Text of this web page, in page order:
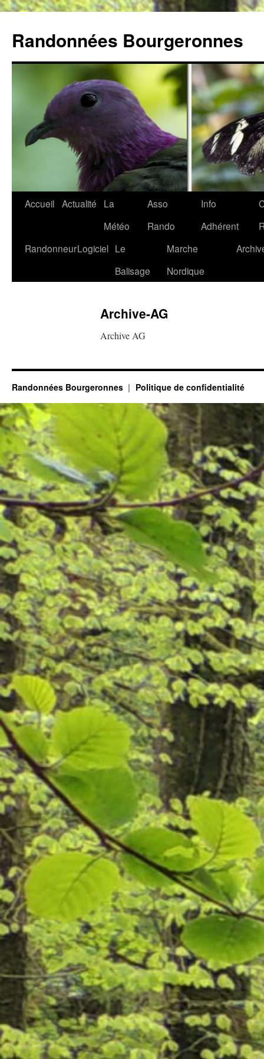
contenu
Randonnées Bourgeronnes
Accueil Actualité
La
Météo
Asso
Rando
Info
Adhérent
RandonneurLogiciel Le
Balisage
Marche
Nordique
Archive-AG
Archive AG
Randonnées Bourgeronnes Politique de confidentialité